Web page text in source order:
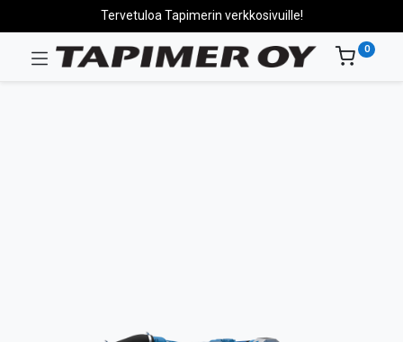
Tervetuloa Tapimerin verkkosivuille!
0